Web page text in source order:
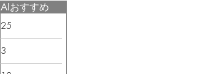
AIおすすめ
25
3